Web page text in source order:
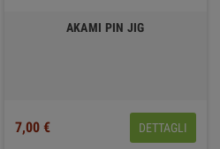
AKAMI PIN JIG
7,00 € DETTAGLI